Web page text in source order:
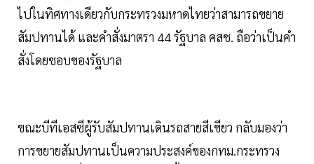
ไปในทิศทางเดียวกับกระทรวงมหาดไทยว่าสามารถขยาย
สัมปทานได้ และคำสั่งมาตรา 44 รัฐบาล คสช. ถือว่าเป็นคำ
สั่งโดยชอบของรัฐบาล
ขณะบีทีเอสซีผู้รับสัมปทานเดินรถสายสีเขียว กลับมองว่า
การขยายสัมปทานเป็นความประสงค์ของกทม.กระทรวง